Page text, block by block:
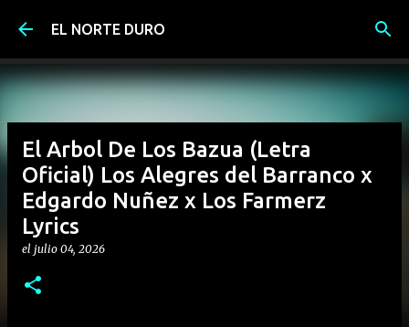
Ir al contenido principal
EL NORTE DURO
El Arbol De Los Bazua (Letra
Oficial) Los Alegres del Barranco x
Edgardo Nuñez x Los Farmerz
Lyrics
el julio 04, 2026